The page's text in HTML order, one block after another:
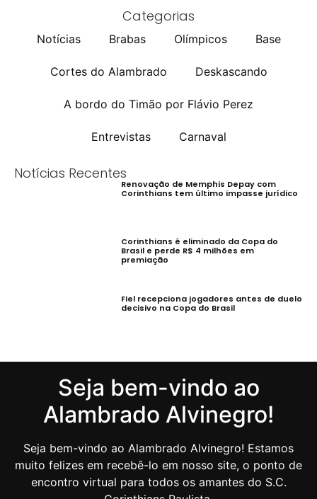
Categorias
Notícias Brabas Olímpicos Base
Cortes do Alambrado Deskascando
A bordo do Timão por Flávio Perez
Entrevistas Carnaval
Notícias Recentes
Renovação de Memphis Depay com
Corinthians tem último impasse jurídico
Corinthians é eliminado da Copa do
Brasil e perde R$ 4 milhões em
premiação
Fiel recepciona jogadores antes de duelo
decisivo na Copa do Brasil
Seja bem-vindo ao
Alambrado Alvinegro!
Seja bem-vindo ao Alambrado Alvinegro! Estamos
muito felizes em recebê-lo em nosso site, o ponto de
encontro virtual para todos os amantes do S.C.